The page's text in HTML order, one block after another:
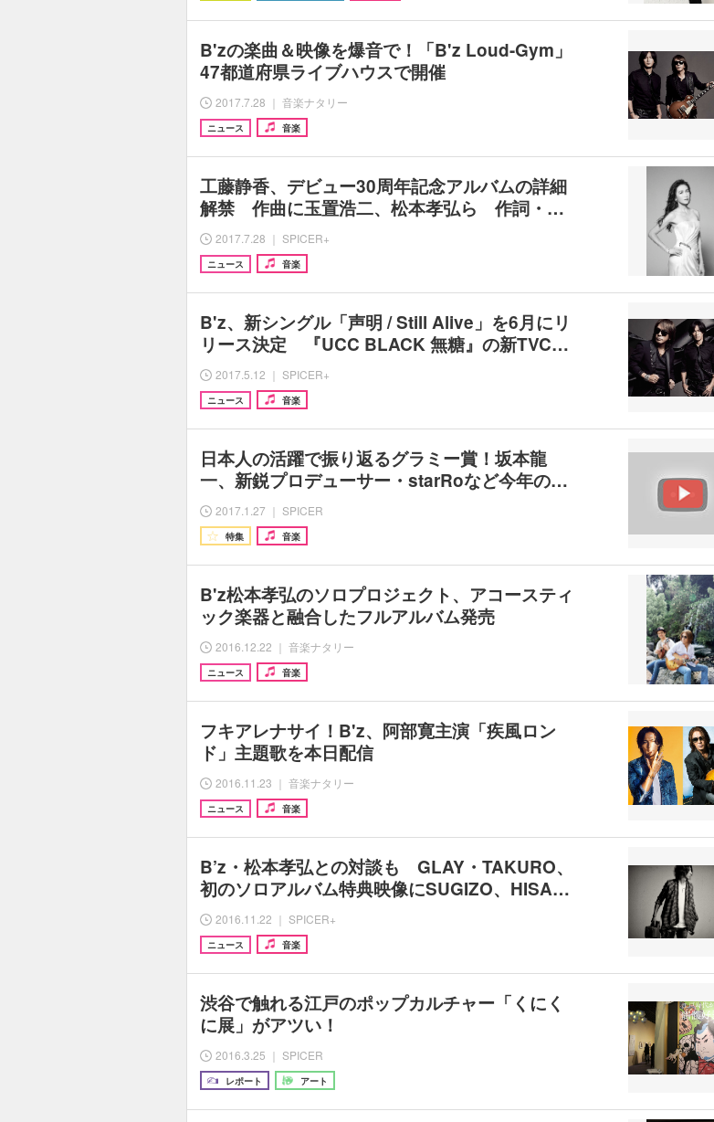
B'zの楽曲＆映像を爆音で！「B'z Loud-Gym」
47都道府県ライブハウスで開催
2017.7.28 ｜ 音楽ナタリー
ニュース 音楽
工藤静香、デビュー30周年記念アルバムの詳細
解禁 作曲に玉置浩二、松本孝弘ら 作詞・…
2017.7.28 ｜ SPICER+
ニュース 音楽
B'z、新シングル「声明 / Still Alive」を6月にリ
リース決定 『UCC BLACK 無糖』の新TVC…
2017.5.12 ｜ SPICER+
ニュース 音楽
日本人の活躍で振り返るグラミー賞！坂本龍
一、新鋭プロデューサー・starRoなど今年の…
2017.1.27 ｜ SPICER
特集 音楽
B'z松本孝弘のソロプロジェクト、アコースティ
ック楽器と融合したフルアルバム発売
2016.12.22 ｜ 音楽ナタリー
ニュース 音楽
フキアレナサイ！B'z、阿部寛主演「疾風ロン
ド」主題歌を本日配信
2016.11.23 ｜ 音楽ナタリー
ニュース 音楽
B’z・松本孝弘との対談も GLAY・TAKURO、
初のソロアルバム特典映像にSUGIZO、HISA…
2016.11.22 ｜ SPICER+
ニュース 音楽
渋谷で触れる江戸のポップカルチャー「くにく
に展」がアツい！
2016.3.25 ｜ SPICER
レポート アート